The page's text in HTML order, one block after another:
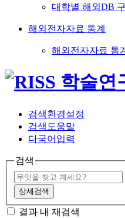
대학별 해외DB
해외전자자료 통계
해외전자자료 통
검색환경설정
검색도움말
다국어입력
검색
상세검색
결과 내 재검색